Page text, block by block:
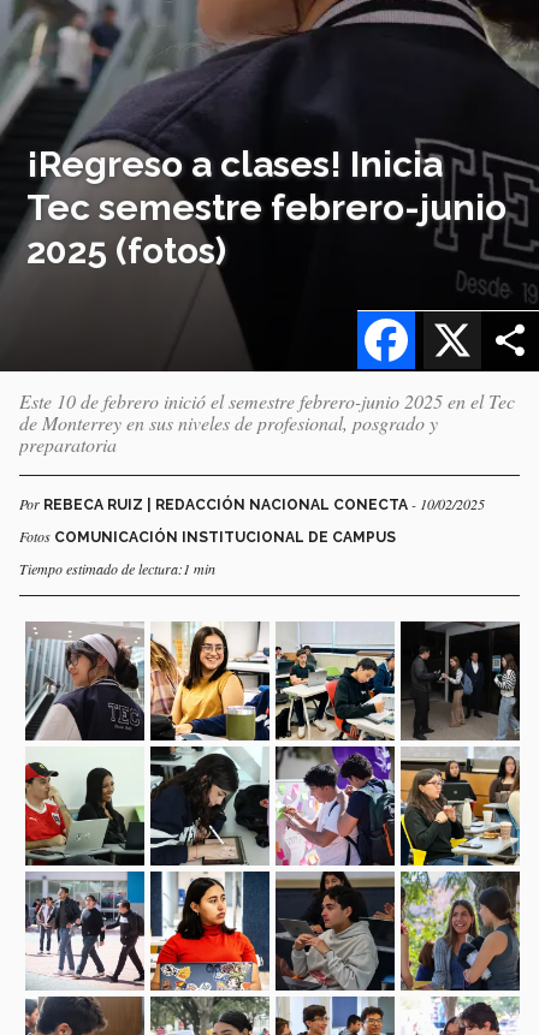
¡Regreso a clases! Inicia
Tec semestre febrero-junio
2025 (fotos)
X
Facebook
Este 10 de febrero inició el semestre febrero-junio 2025 en el Tec
de Monterrey en sus niveles de profesional, posgrado y
preparatoria
Por REBECA RUIZ | REDACCIÓN NACIONAL CONECTA - 10/02/2025
Fotos COMUNICACIÓN INSTITUCIONAL DE CAMPUS
Tiempo estimado de lectura:1 min